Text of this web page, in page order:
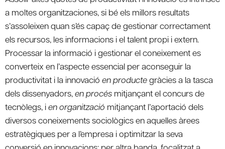
a moltes organitzaciones, si bé els millors resultats
s’assoleixen quan s’és capaç de gestionar correctament
els recursos, les informacions i el talent propi i extern.
Processar la informació i gestionar el coneixement es
converteix en l’aspecte essencial per aconseguir la
productivitat i la innovació en productegràcies a la tasca
dels dissenyadors,en procés mitjançant el concurs de
tecnòlegs, ien organització mitjançant l’aportació dels
diversos coneixements sociològics en aquelles àrees
estratègiques per a l’empresa i optimitzar la seva